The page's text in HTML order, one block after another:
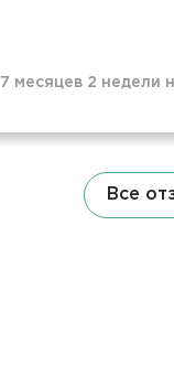
7 месяцев 2 недели
Все